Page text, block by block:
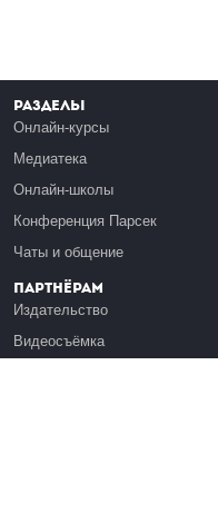
Разделы
Онлайн-курсы
Медиатека
Онлайн-школы
Конференция Парсек
Чаты и общение
Партнёрам
Издательство
Видеосъёмка